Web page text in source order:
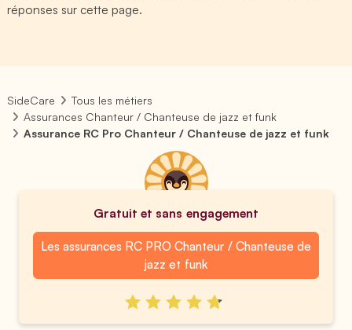
réponses sur cette page.
SideCare
Tous les métiers
Assurances Chanteur / Chanteuse de jazz et funk
Assurance RC Pro Chanteur / Chanteuse de jazz et funk
Gratuit et sans engagement
Les assurances RC PRO Chanteur / Chanteuse de
jazz et funk